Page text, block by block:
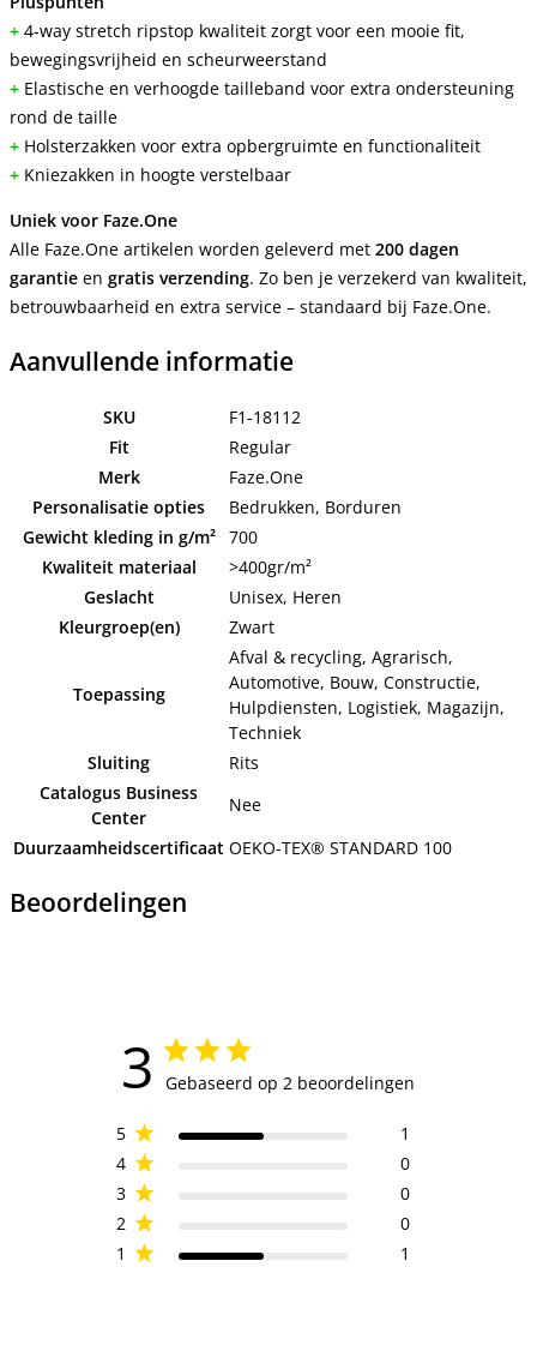
+ 4-way stretch ripstop kwaliteit zorgt voor een mooie fit,
bewegingsvrijheid en scheurweerstand
+ Elastische en verhoogde tailleband voor extra ondersteuning
rond de taille
+ Holsterzakken voor extra opbergruimte en functionaliteit
+ Kniezakken in hoogte verstelbaar
Uniek voor Faze.One
Alle Faze.One artikelen worden geleverd met 200 dagen
garantie en gratis verzending. Zo ben je verzekerd van kwaliteit,
betrouwbaarheid en extra service – standaard bij Faze.One.
Aanvullende informatie
SKU
F1-18112
Fit
Regular
Merk
Faze.One
Personalisatie opties
Bedrukken, Borduren
Gewicht kleding in g/m²
700
Kwaliteit materiaal
>400gr/m²
Geslacht
Unisex, Heren
Kleurgroep(en)
Zwart
Toepassing
Afval & recycling, Agrarisch,
Automotive, Bouw, Constructie,
Hulpdiensten, Logistiek, Magazijn,
Techniek
Sluiting
Rits
Catalogus Business
Center
Nee
Duurzaamheidscertificaat OEKO-TEX® STANDARD 100
Beoordelingen
3 Gebaseerd op 2 beoordelingen
5
1
4
0
3
0
2
0
1
1